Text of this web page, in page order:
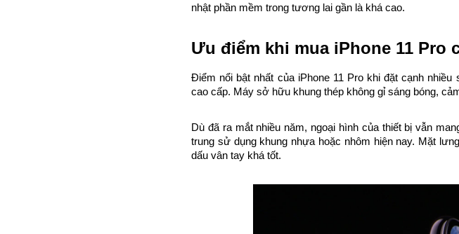
nhật phần mềm trong tương lai gần là khá cao.
Ưu điểm khi mua iPhone 11 Pro
Điểm nổi bật nhất của iPhone 11 Pro khi đặt cạnh
cao cấp. Máy sở hữu khung thép không gỉ sáng bóng,
Dù đã ra mắt nhiều năm, ngoại hình của thiết bị vẫn
trung sử dụng khung nhựa hoặc nhôm hiện nay. Mặt
dấu vân tay khá tốt.